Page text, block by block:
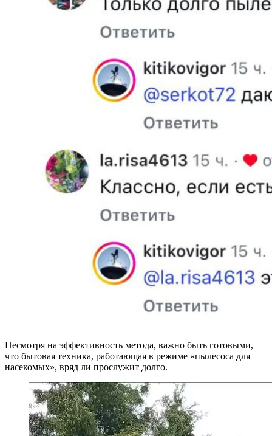
Несмотря на эффективность метода, важно быть готовыми,
что бытовая техника, работающая в режиме «пылесоса для
насекомых», вряд ли прослужит долго.